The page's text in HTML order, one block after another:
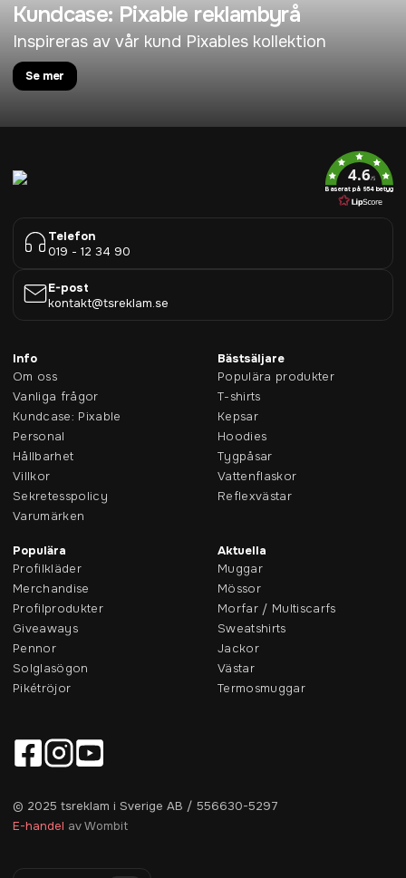
Kundcase: Pixable reklambyrå
Inspireras av vår kund Pixables kollektion
Se mer
4.6/5
Baserat på 954 betyg
Telefon
019 - 12 34 90
E-post
kontakt@tsreklam.se
Info
Om oss
Vanliga frågor
Kundcase: Pixable
Personal
Hållbarhet
Villkor
Sekretesspolicy
Varumärken
Bästsäljare
Populära produkter
T-shirts
Kepsar
Hoodies
Tygpåsar
Vattenflaskor
Reflexvästar
Populära
Profilkläder
Merchandise
Profilprodukter
Giveaways
Pennor
Solglasögon
Pikétröjor
Aktuella
Muggar
Mössor
Morfar / Multiscarfs
Sweatshirts
Jackor
Västar
Termosmuggar
© 2025 tsreklam i Sverige AB / 556630-5297
E-handel av Wombit